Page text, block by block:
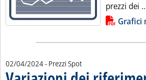
prezzi dei
Lista allegati PDF alla notizia
Grafici
02/04/2024- Prezzi Spot